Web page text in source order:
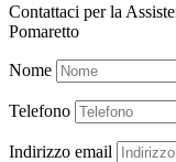
Contattaci per la
Pomaretto
Nome
Telefono
Indirizzo email